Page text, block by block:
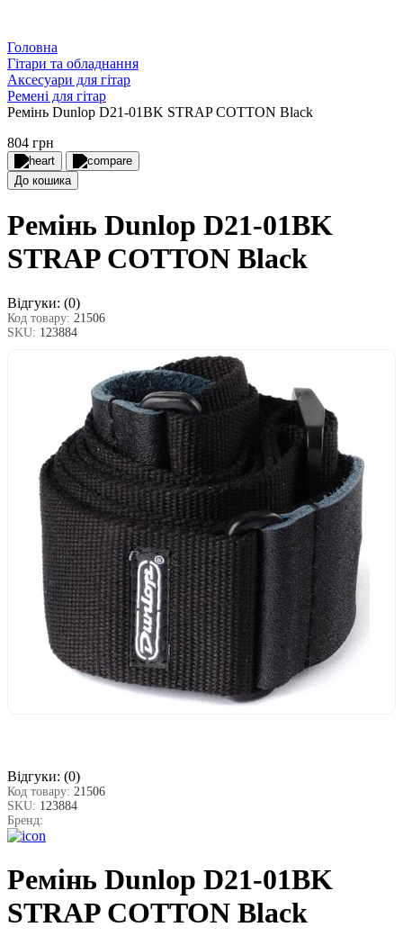
Головна
Гітари та обладнання
Аксесуари для гітар
Ремені для гітар
Ремінь Dunlop D21-01BK STRAP COTTON Black
804 грн
До кошика
Ремінь Dunlop D21-01BK
STRAP COTTON Black
Відгуки: (0)
Код товару: 21506
SKU: 123884
Відгуки: (0)
Код товару: 21506
SKU: 123884
Бренд:
Ремінь Dunlop D21-01BK
STRAP COTTON Black